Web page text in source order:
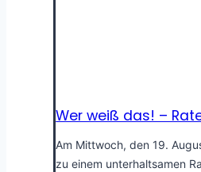
Wer weiß das! –
Am Mittwoch, den 19.
zu einem unterhaltsamen